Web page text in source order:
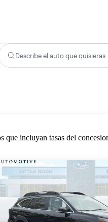
Describe el auto que quisieras
que incluyan tasas del
este Aviso